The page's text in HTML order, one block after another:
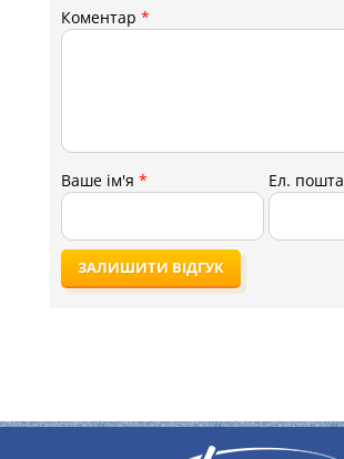
Коментар*
Ваше ім'я* Ел. пошта
ЗАЛИШИТИ ВІДГУК